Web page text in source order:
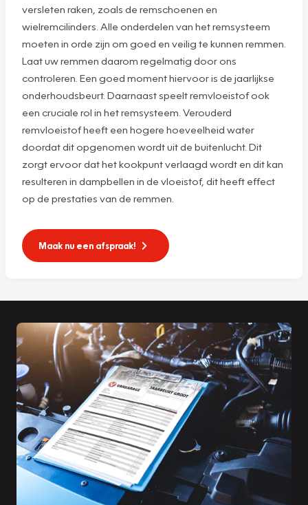
versleten raken, zoals de remschoenen en
wielremcilinders. Alle onderdelen van het remsysteem
moeten in orde zijn om goed en veilig te kunnen remmen.
Laat uw remmen daarom regelmatig door ons
controleren. Een goed moment hiervoor is de jaarlijkse
onderhoudsbeurt. Daarnaast speelt remvloeistof ook
een cruciale rol in het remsysteem. Verouderd
remvloeistof heeft een hogere hoeveelheid water
doordat dit opgenomen wordt uit de buitenlucht. Dit
zorgt ervoor dat het kookpunt verlaagd wordt en dit kan
resulteren in dampbellen in de vloeistof, dit heeft effect
op de prestaties van de remmen.
Maak nu een afspraak!